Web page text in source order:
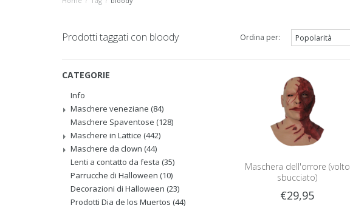
Prodotti taggati con bloody Ordina per:
CATEGORIE
Info
Maschere veneziane (84)
Maschere Spaventose (128)
Maschere in Lattice (442)
Maschere da clown (44)
Lenti a contatto da festa (35)
Parrucche di Halloween (10)
Decorazioni di Halloween (23)
Prodotti Dia de los Muertos (44)
Maschera dell'orrore (volto
sbucciato)
€29,95